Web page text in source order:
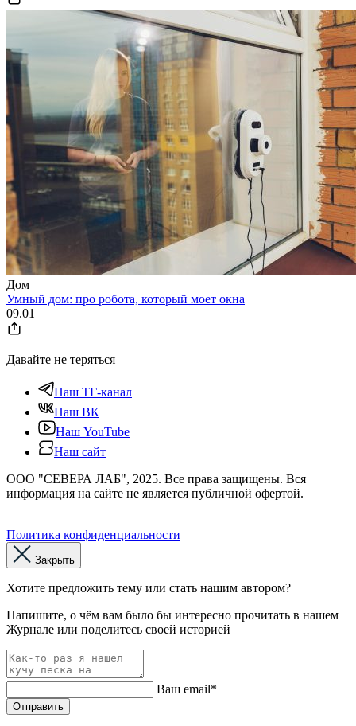
Дом
Умный дом: про робота, который моет окна
09.01
Давайте не теряться
Наш ТГ-канал
Наш ВК
Наш YouTube
Наш сайт
ООО "СЕВЕРА ЛАБ", 2025. Все права защищены. Вся
информация на сайте не является публичной офертой.
Политика конфиденциальности
Закрыть
Хотите предложить тему или стать нашим автором?
Напишите, о чём вам было бы интересно прочитать в нашем
Журнале или поделитесь своей историей
Ваш email*
Отправить